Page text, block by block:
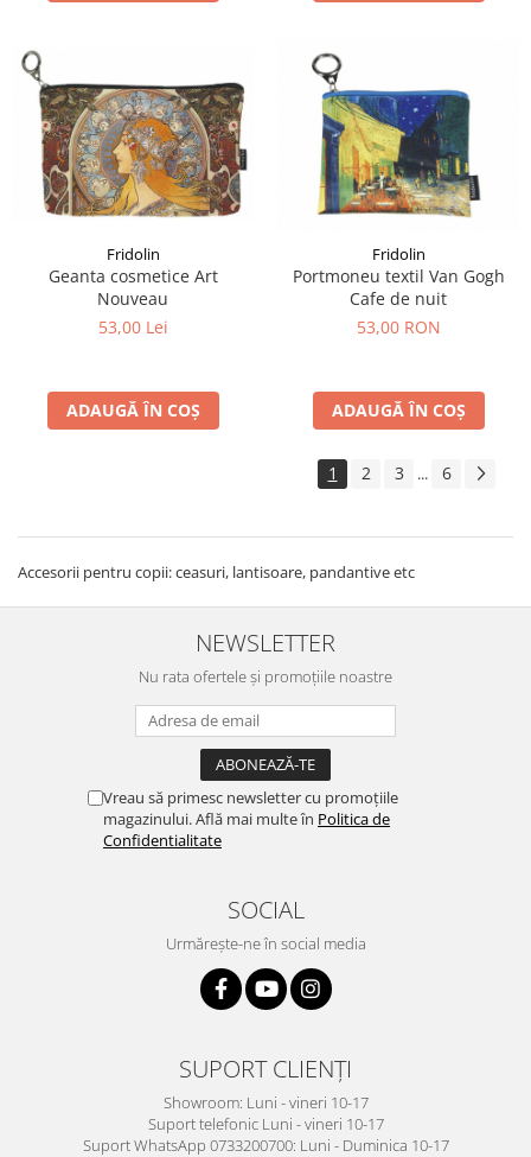
Fridolin
Geanta cosmetice Art
Nouveau
53,00 Lei
ADAUGĂ ÎN COȘ
Fridolin
Portmoneu textil Van Gogh
Cafe de nuit
53,00 RON
ADAUGĂ ÎN COȘ
1 2 3 ... 6
Accesorii pentru copii: ceasuri, lantisoare, pandantive etc
NEWSLETTER
Nu rata ofertele și promoțiile noastre
Vreau să primesc newsletter cu promoțiile
magazinului. Află mai multe în Politica de
Confidentialitate
SOCIAL
Urmărește-ne în social media
SUPORT CLIENȚI
Showroom: Luni - vineri 10-17
Suport telefonic Luni - vineri 10-17
Suport WhatsApp 0733200700: Luni - Duminica 10-17